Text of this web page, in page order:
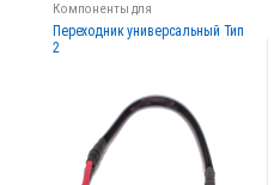
Компоненты для
диагностических стендов
Переходник универсальный Тип
2